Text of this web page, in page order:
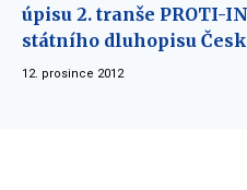
úpisu 2. tranše PROTI-
státního dluhopisu
12. prosince 2012